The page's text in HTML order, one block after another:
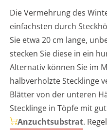
Die Vermehrung des
einfachsten durch
Sie etwa 20 cm lange,
stecken Sie diese in ein
Alternativ können Sie im
halbverholzte Stecklinge
Blätter von der unteren
Stecklinge in Töpfe mit
Anzuchtsubstrat.